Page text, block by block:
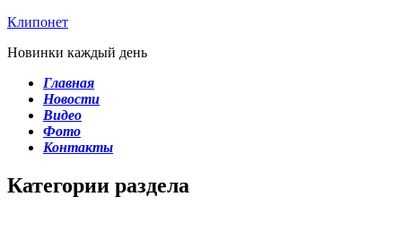
Клипонет
Новинки каждый день
Главная
Новости
Видео
Фото
Контакты
Категории раздела